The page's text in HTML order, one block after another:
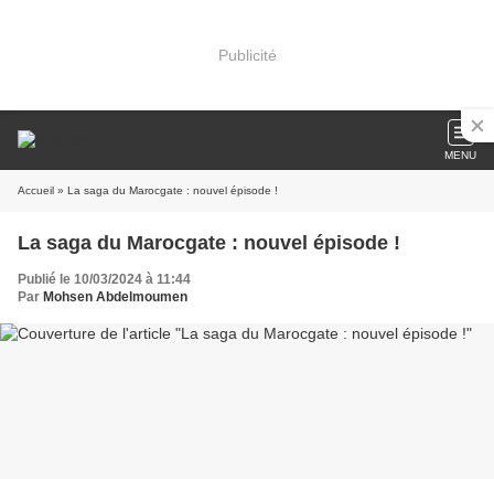
Publicité
MENU
Accueil » La saga du Marocgate : nouvel épisode !
La saga du Marocgate : nouvel épisode !
Publié le 10/03/2024 à 11:44
Par Mohsen Abdelmoumen